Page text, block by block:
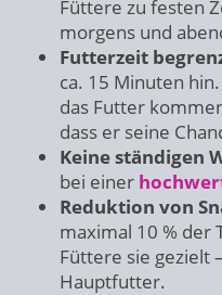
Füttere zu festen
morgens und
Futterzeit
ca. 15 Minuten
das Futter
dass er seine
Keine ständigen
bei einer
Reduktion von
maximal 10 % der
Füttere sie gezielt
Hauptfutter.